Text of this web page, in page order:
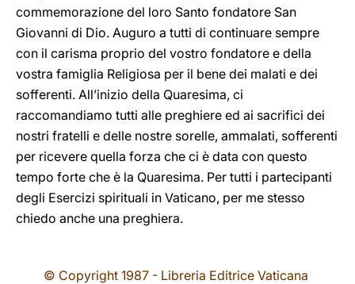
commemorazione del loro Santo fondatore San
Giovanni di Dio. Auguro a tutti di continuare sempre
con il carisma proprio del vostro fondatore e della
vostra famiglia Religiosa per il bene dei malati e dei
sofferenti. All’inizio della Quaresima, ci
raccomandiamo tutti alle preghiere ed ai sacrifici dei
nostri fratelli e delle nostre sorelle, ammalati, sofferenti
per ricevere quella forza che ci è data con questo
tempo forte che è la Quaresima. Per tutti i partecipanti
degli Esercizi spirituali in Vaticano, per me stesso
chiedo anche una preghiera.
© Copyright 1987 - Libreria Editrice Vaticana